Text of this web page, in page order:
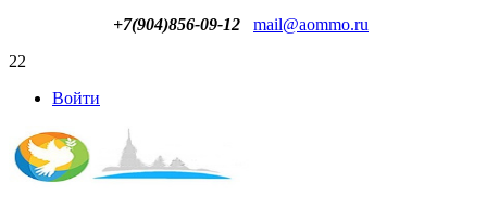
+7(904)856-09-12
mail@aommo.ru
22
Войти